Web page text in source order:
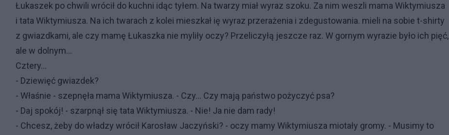
Łukaszek po chwili wrócił do kuchni idąc tyłem. Na twarzy miał wyraz szoku. Za nim weszli mama Wiktymiusza
i tata Wiktymiusza. Na ich twarach z kolei mieszkał ię wyraz przerażenia i zdegustowania. mieli na sobie t-shirty
z gwiazdkami, ale czy mamę Łukaszka nie myliły oczy? Przeliczyłą jeszcze raz. W gornym wyrazie było ich pięć,
ale w dolnym...
Cztery...
- Dziewięć gwiazdek?
- Właśnie - szepnęła mama Wiktymiusza. - Czy... Czy mają państwo pożyczyć psa?
- Daj spokój! - szarpnął się tata Wiktymiusza. - Nie! Ja nie dam rady!
- Chcesz, żeby do władzy wrócił Karosław Jaczyński? - oczy mamy Wiktymiusza miotały gromy. - Musimy to